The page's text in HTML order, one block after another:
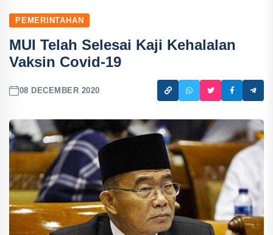
PEMERINTAHAN
MUI Telah Selesai Kaji Kehalalan
Vaksin Covid-19
08 DECEMBER 2020